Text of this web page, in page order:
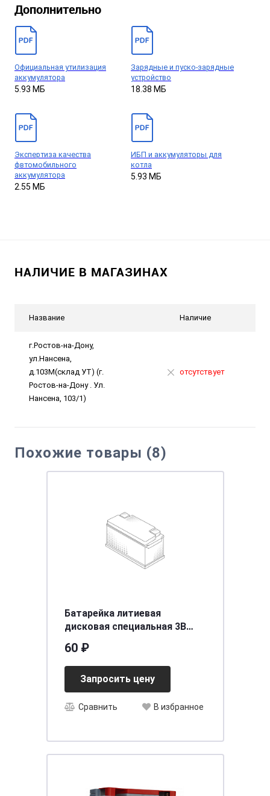
Дополнительно
Официальная утилизация
аккумулятора
5.93 МБ
Зарядные и пуско-зарядные
устройство
18.38 МБ
Экспертиза качества
фвтомобильного
аккумулятора
2.55 МБ
ИБП и аккумуляторы для
котла
5.93 МБ
НАЛИЧИЕ В МАГАЗИНАХ
Название Наличие
г.Ростов-на-Дону,
ул.Нансена,
д.103М(склад УТ) (г.
Ростов-на-Дону . Ул.
Нансена, 103/1)
отсутствует
Похожие товары (8)
Батарейка литиевая
дисковая специальная 3В
BP1
60 ₽
Запросить цену
Сравнить В избранное